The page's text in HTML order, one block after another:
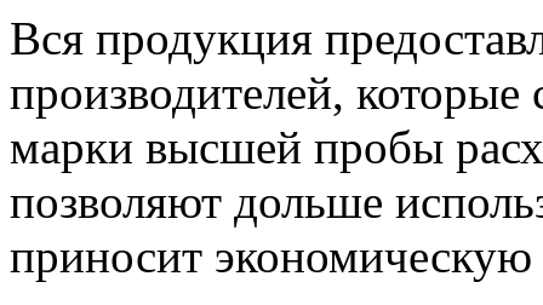
Вся продукция
производителей, которые
марки высшей пробы
позволяют дольше
приносит